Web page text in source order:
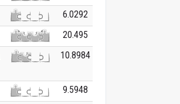
6.0292
20.495
10.8984
9.5948